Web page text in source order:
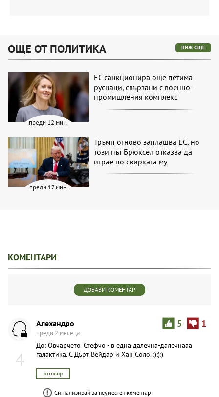
ОЩЕ ОТ ПОЛИТИКА ВИЖ ОЩЕ
преди 12 мин.
ЕС санкционира още петима
руснаци, свързани с военно-
промишления комплекс
преди 17 мин.
Тръмп отново заплашва ЕС, но
този път Брюксел отказва да
играе по свирката му
КОМЕНТАРИ
ДОБАВИ КОМЕНТАР
4
5 1
Aлexaндpo
преди 2 месеца
До: Овчарчето_Стефчо - в една далечна-далечнааа
галактика. С Дърт Вейдар и Хан Соло. :):):)
отговор
Сигнализирай за неуместен коментар